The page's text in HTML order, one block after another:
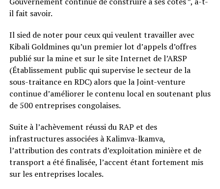
il fait savoir.
Il sied de noter pour ceux qui veulent travailler avec
Kibali Goldmines qu’un premier lot d’appels d’offres
publié sur la mine et sur le site Internet de l’ARSP
(Établissement public qui supervise le secteur de la
sous-traitance en RDC) alors que la Joint-venture
continue d’améliorer le contenu local en soutenant plus
de 500 entreprises congolaises.
Suite à l’achèvement réussi du RAP et des
infrastructures associées à Kalimva-lkamva,
l’attribution des contrats d’exploitation minière et de
transport a été finalisée, l’accent étant fortement mis
sur les entreprises locales.